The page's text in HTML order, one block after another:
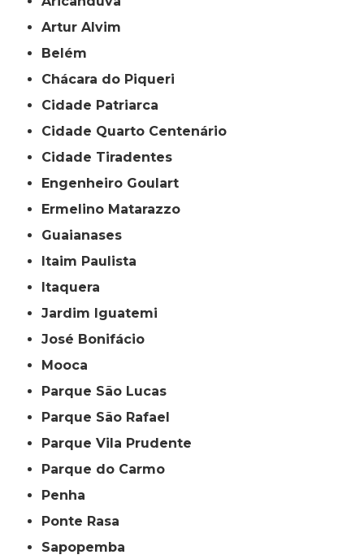
Artur Alvim
Belém
Chácara do Piqueri
Cidade Patriarca
Cidade Quarto Centenário
Cidade Tiradentes
Engenheiro Goulart
Ermelino Matarazzo
Guaianases
Itaim Paulista
Itaquera
Jardim Iguatemi
José Bonifácio
Mooca
Parque São Lucas
Parque São Rafael
Parque Vila Prudente
Parque do Carmo
Penha
Ponte Rasa
Sapopemba